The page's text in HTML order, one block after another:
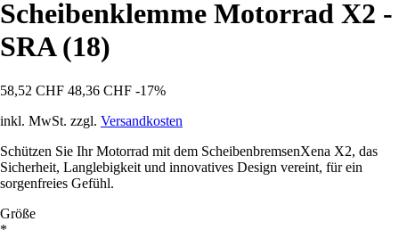
Scheibenklemme Motorrad X2 -
SRA (18)
58,52 CHF 48,36 CHF -17%
inkl. MwSt. zzgl. Versandkosten
Schützen Sie Ihr Motorrad mit dem ScheibenbremsenXena X2, das
Sicherheit, Langlebigkeit und innovatives Design vereint, für ein
sorgenfreies Gefühl.
Größe
*